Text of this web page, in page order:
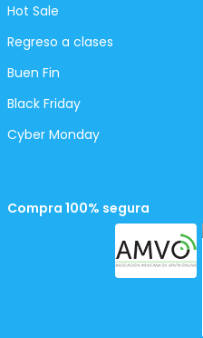
Hot Sale
Regreso a clases
Buen Fin
Black Friday
Cyber Monday
Compra 100% segura